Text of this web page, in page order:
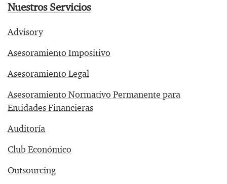
Nuestros Servicios
Advisory
Asesoramiento Impositivo
Asesoramiento Legal
Asesoramiento Normativo Permanente para
Entidades Financieras
Auditoría
Club Económico
Outsourcing